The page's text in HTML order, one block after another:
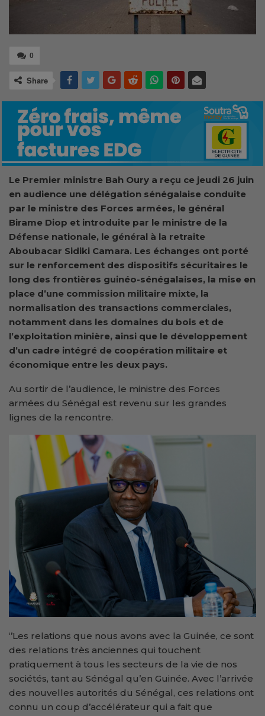
0
Share
Le Premier ministre Bah Oury a reçu ce jeudi 26 juin
en audience une délégation sénégalaise conduite
par le ministre des Forces armées, le général
Birame Diop et introduite par le ministre de la
Défense nationale, le général à la retraite
Aboubacar Sidiki Camara. Les échanges ont porté
sur le renforcement des dispositifs sécuritaires le
long des frontières guinéo-sénégalaises, la mise en
place d’une commission militaire mixte, la
normalisation des transactions commerciales,
notamment dans les domaines du bois et de
l’exploitation minière, ainsi que le développement
d’un cadre intégré de coopération militaire et
économique entre les deux pays.
Au sortir de l’audience, le ministre des Forces
armées du Sénégal est revenu sur les grandes
lignes de la rencontre.
‘’Les relations que nous avons avec la Guinée, ce sont
des relations très anciennes qui touchent
pratiquement à tous les secteurs de la vie de nos
sociétés, tant au Sénégal qu’en Guinée. Avec l’arrivée
des nouvelles autorités du Sénégal, ces relations ont
connu un coup d’accélérateur qui a fait que